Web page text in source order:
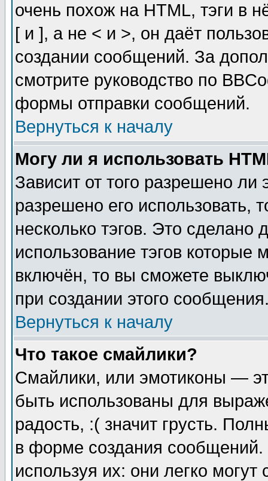
очень похож на HTML, тэги в
[ и ], а не < и >, он даёт
создании сообщений. За
смотрите руководство по
формы отправки сообщений.
Вернуться к началу
Могу ли я использовать
Зависит от того разрешено
разрешено его использовать,
несколько тэгов. Это сделано
использование тэгов
включён, то вы сможете
при создании этого
Вернуться к началу
Что такое смайлики?
Смайлики, или эмотиконы —
быть использованы для
радость, :( значит грусть.
в форме создания сообщений.
используя их: они легко